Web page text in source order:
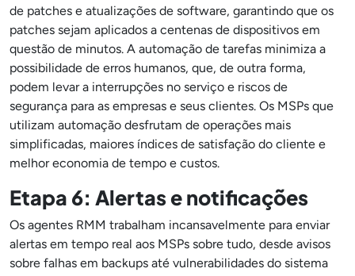
de patches e atualizações de software, garantindo que os
patches sejam aplicados a centenas de dispositivos em
questão de minutos. A automação de tarefas minimiza a
possibilidade de erros humanos, que, de outra forma,
podem levar a interrupções no serviço e riscos de
segurança para as empresas e seus clientes. Os MSPs que
utilizam automação desfrutam de operações mais
simplificadas, maiores índices de satisfação do cliente e
melhor economia de tempo e custos.
Etapa 6: Alertas e notificações
Os agentes RMM trabalham incansavelmente para enviar
alertas em tempo real aos MSPs sobre tudo, desde avisos
sobre falhas em backups até vulnerabilidades do sistema